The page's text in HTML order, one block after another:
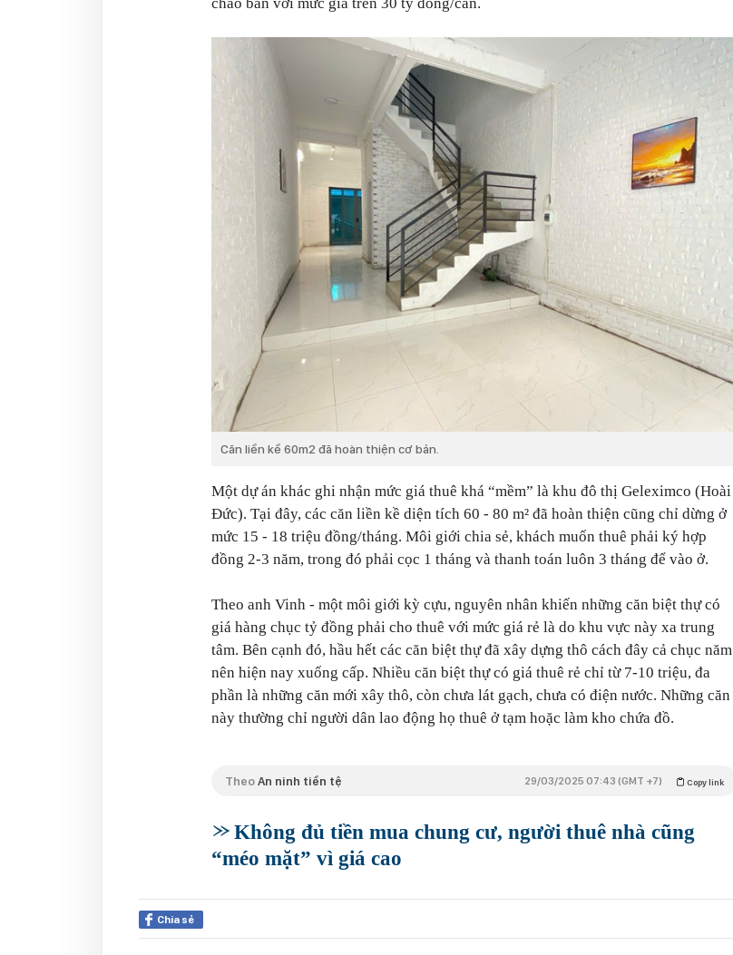
Căn liền kề 60m2 đã hoàn thiện cơ bản.
Một dự án khác ghi nhận mức giá thuê khá “mềm” là khu đô thị Geleximco (Hoài
Đức). Tại đây, các căn liền kề diện tích 60 - 80 m² đã hoàn thiện cũng chỉ dừng ở
mức 15 - 18 triệu đồng/tháng. Môi giới chia sẻ, khách muốn thuê phải ký hợp
đồng 2-3 năm, trong đó phải cọc 1 tháng và thanh toán luôn 3 tháng để vào ở.
Theo anh Vinh - một môi giới kỳ cựu, nguyên nhân khiến những căn biệt thự có
giá hàng chục tỷ đồng phải cho thuê với mức giá rẻ là do khu vực này xa trung
tâm. Bên cạnh đó, hầu hết các căn biệt thự đã xây dựng thô cách đây cả chục năm
nên hiện nay xuống cấp. Nhiều căn biệt thự có giá thuê rẻ chỉ từ 7-10 triệu, đa
phần là những căn mới xây thô, còn chưa lát gạch, chưa có điện nước. Những căn
này thường chỉ người dân lao động họ thuê ở tạm hoặc làm kho chứa đồ.
TheoAn ninh tiền tệ Copy link
29/03/2025 07:43 (GMT +7)
Không đủ tiền mua chung cư, người thuê nhà cũng
“méo mặt” vì giá cao
Chia sẻ